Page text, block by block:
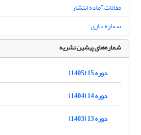
مقالات آماده انتشار
شماره جاری
شماره‌های پیشین نشریه
دوره 15 (1405)
دوره 14 (1404)
دوره 13 (1403)